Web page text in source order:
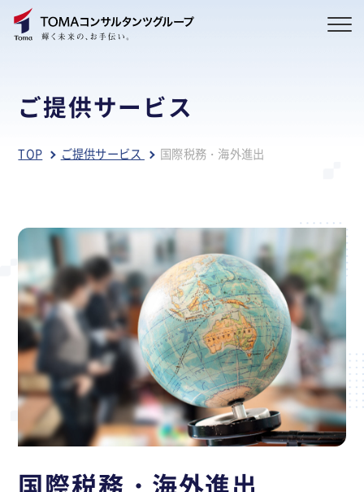
ご提供サービス
TOP ご提供サービス 国際税務・海外進出
国際税務・海外進出